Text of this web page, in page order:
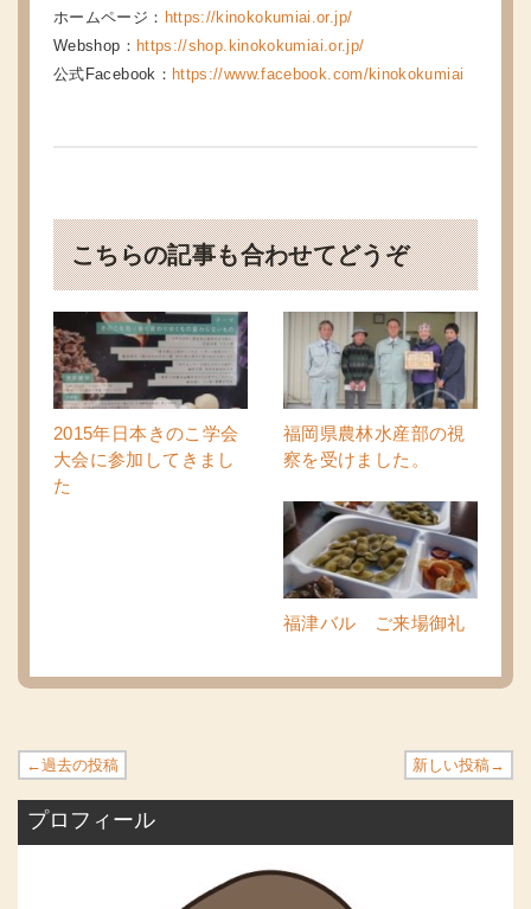
ホームページ： https://kinokokumiai.or.jp/
Webshop： https://shop.kinokokumiai.or.jp/
公式Facebook： https://www.facebook.com/kinokokumiai
こちらの記事も合わせてどうぞ
2015年日本きのこ学会
大会に参加してきまし
た
福岡県農林水産部の視
察を受けました。
福津バル ご来場御礼
←過去の投稿 新しい投稿→
プロフィール